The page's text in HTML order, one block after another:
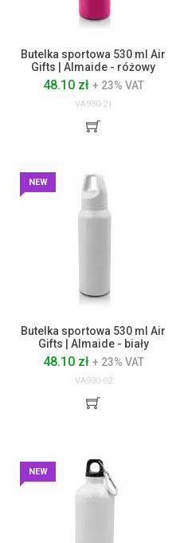
Butelka sportowa 530 ml Air
Gifts | Almaide - różowy
48.10 zł + 23% VAT
VA930-21
NEW
Butelka sportowa 530 ml Air
Gifts | Almaide - biały
48.10 zł + 23% VAT
VA930-02
NEW